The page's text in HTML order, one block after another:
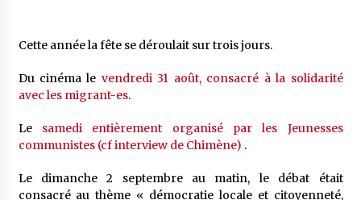
Cette année la fête se déroulait sur trois jours.
Du cinéma le vendredi 31 août, consacré à la solidarité
avec les migrant-es.
Le samedi entièrement organisé par les Jeunesses
communistes (cf interview de Chimène) .
Le dimanche 2 septembre au matin, le débat était
consacré au thème « démocratie locale et citoyenneté,